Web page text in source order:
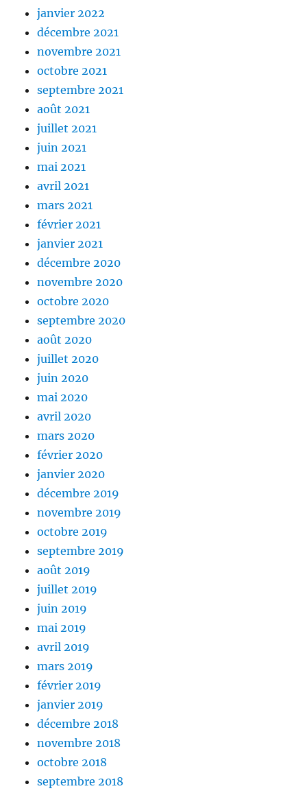
janvier 2022
décembre 2021
novembre 2021
octobre 2021
septembre 2021
août 2021
juillet 2021
juin 2021
mai 2021
avril 2021
mars 2021
février 2021
janvier 2021
décembre 2020
novembre 2020
octobre 2020
septembre 2020
août 2020
juillet 2020
juin 2020
mai 2020
avril 2020
mars 2020
février 2020
janvier 2020
décembre 2019
novembre 2019
octobre 2019
septembre 2019
août 2019
juillet 2019
juin 2019
mai 2019
avril 2019
mars 2019
février 2019
janvier 2019
décembre 2018
novembre 2018
octobre 2018
septembre 2018